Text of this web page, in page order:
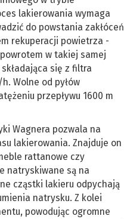
lakierowania wymaga
do powstania zakłóceń
rekuperacji powietrza -
w takiej samej
się z filtra
Wolne od pyłów
przepływu 1600 m
Wagnera pozwala na
lakierowania. Znajduje on
rattanowe czy
natryskiwane są na
cząstki lakieru odpychają
natrysku. Z kolei
powodując ogromne